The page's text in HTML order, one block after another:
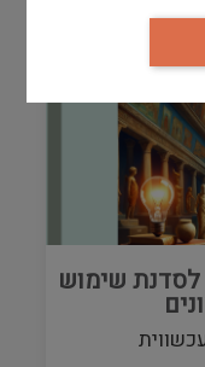
לסדנת שימוש